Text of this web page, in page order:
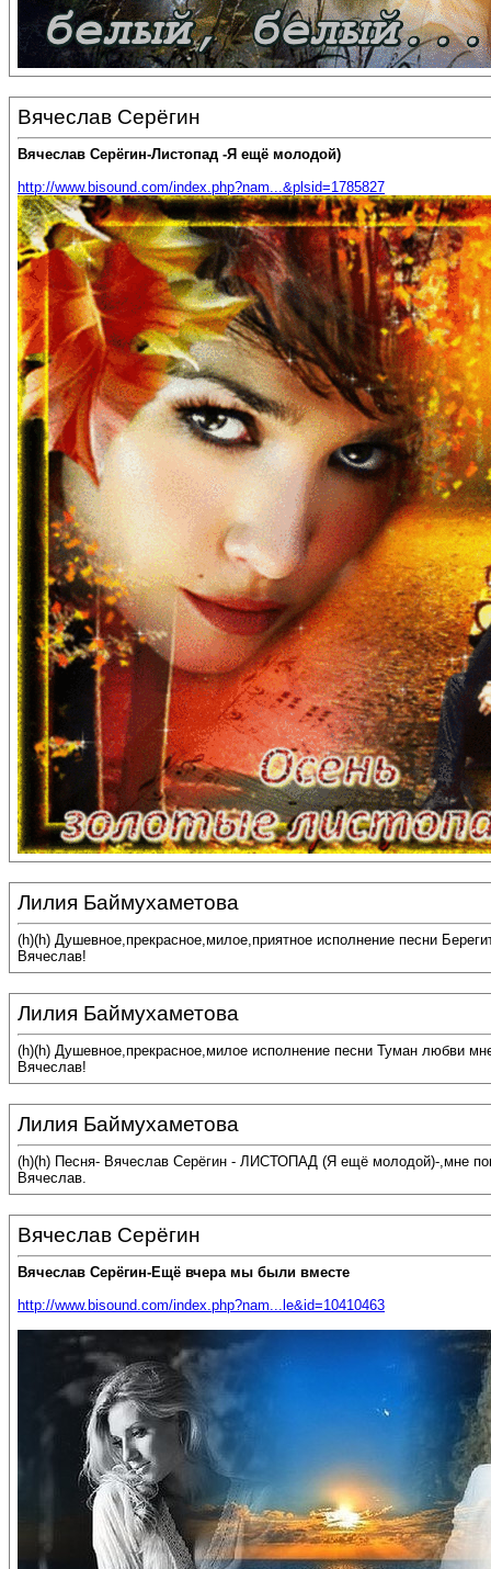
Вячеслав Серёгин
Вячеслав Серёгин-Листопад -Я ещё молодой)
http://www.bisound.com/index.php?nam...&plsid=1785827
Лилия Баймухаметова
(h)(h) Душевное,прекрасное,милое,приятное исполнение песни
Вячеслав!
Лилия Баймухаметова
(h)(h) Душевное,прекрасное,милое исполнение песни Туман любви
Вячеслав!
Лилия Баймухаметова
(h)(h) Песня- Вячеслав Серёгин - ЛИСТОПАД (Я ещё молодой)-,мне
Вячеслав.
Вячеслав Серёгин
Вячеслав Серёгин-Ещё вчера мы были вместе
http://www.bisound.com/index.php?nam...le&id=10410463